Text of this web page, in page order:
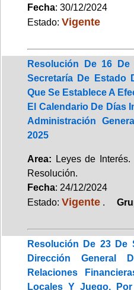
Fecha: 30/12/2024
Estado: Vigente
Resolución De 16
Secretaría De Estado
Que Se Establece A
El Calendario De Días
Administración
2025
Area: Leyes de
Resolución.
Fecha: 24/12/2024
Estado: Vigente .
Resolución De 23 De
Dirección General
Relaciones
Locales Y Juego,